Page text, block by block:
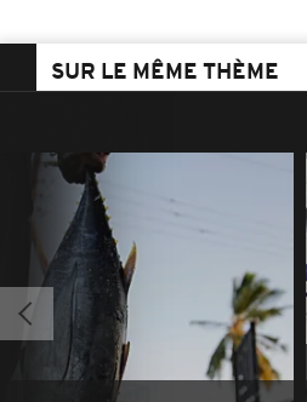
SUR LE MÊME THÈME